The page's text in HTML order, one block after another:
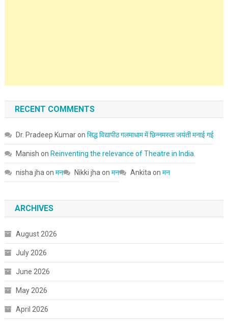
RECENT COMMENTS
Dr. Pradeep Kumaron सिद्ध विद्यापीठ गलमाधाम में छिन्नमस्ता जयंती मनाई गई
Manish on Reinventing the relevance of Theatre in India.
nisha jhaon मन Nikki jhaon मन Ankitaon मन
ARCHIVES
August 2026
July 2026
June 2026
May 2026
April 2026